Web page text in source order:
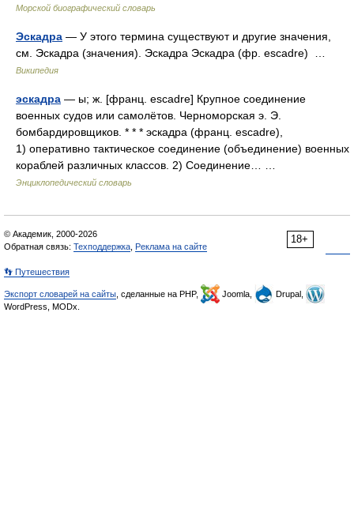
Морской биографический словарь
Эскадра — У этого термина существуют и другие значения,
см. Эскадра (значения). Эскадра Эскадра (фр. escadre) …
Википедия
эскадра — ы; ж. [франц. escadre] Крупное соединение
военных судов или самолётов. Черноморская э. Э.
бомбардировщиков. * * * эскадра (франц. escadre),
1) оперативно тактическое соединение (объединение) военных
кораблей различных классов. 2) Соединение… …
Энциклопедический словарь
18+
© Академик, 2000-2026
Обратная связь: Техподдержка Реклама на сайте
👣 Путешествия
Экспорт словарей на сайты , сделанные на PHP, Joomla,
Drupal,
WordPress, MODx.